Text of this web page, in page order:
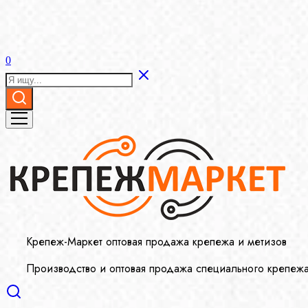
0
Крепеж-Маркет оптовая продажа крепежа и метизов
Производство и оптовая продажа специального